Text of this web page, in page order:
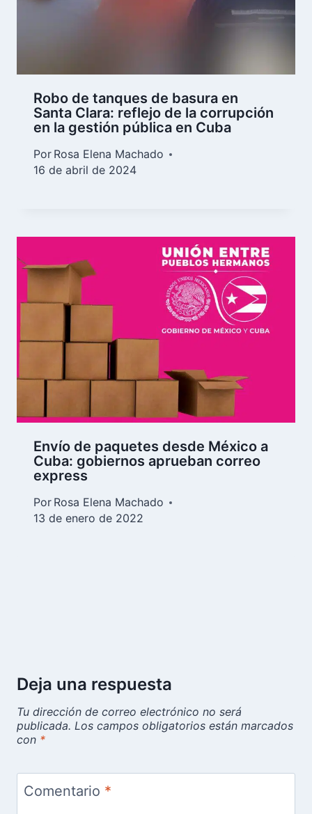
Robo de tanques de basura en
Santa Clara: reflejo de la corrupción
en la gestión pública en Cuba
Por Rosa Elena Machado
16 de abril de 2024
Envío de paquetes desde México a
Cuba: gobiernos aprueban correo
express
Por Rosa Elena Machado
13 de enero de 2022
Deja una respuesta
Tu dirección de correo electrónico no será
publicada. Los campos obligatorios están marcados
con *
Comentario *